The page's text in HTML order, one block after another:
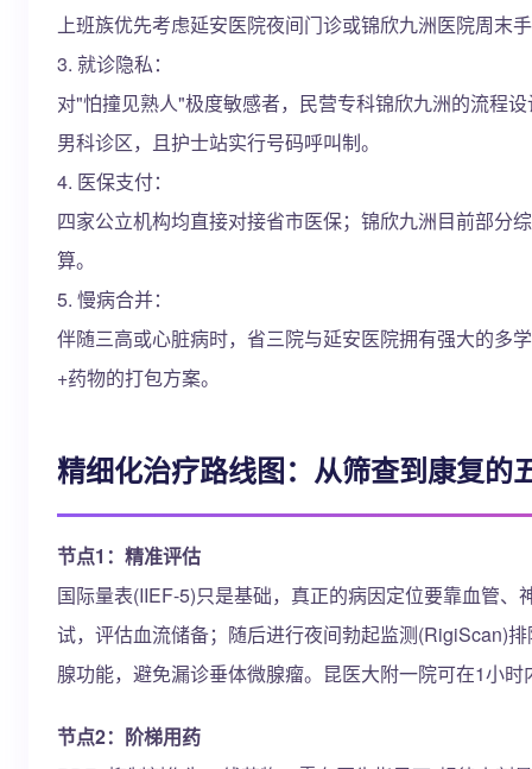
上班族优先考虑延安医院夜间门诊或锦欣九洲医院周末
3. 就诊隐私：
对"怕撞见熟人"极度敏感者，民营专科锦欣九洲的流程
男科诊区，且护士站实行号码呼叫制。
4. 医保支付：
四家公立机构均直接对接省市医保；锦欣九洲目前部分
算。
5. 慢病合并：
伴随三高或心脏病时，省三院与延安医院拥有强大的多
+药物的打包方案。
精细化治疗路线图：从筛查到康复的
节点1：精准评估
国际量表(IIEF-5)只是基础，真正的病因定位要靠血管
试，评估血流储备；随后进行夜间勃起监测(RigiScan)
腺功能，避免漏诊垂体微腺瘤。昆医大附一院可在1小
节点2：阶梯用药